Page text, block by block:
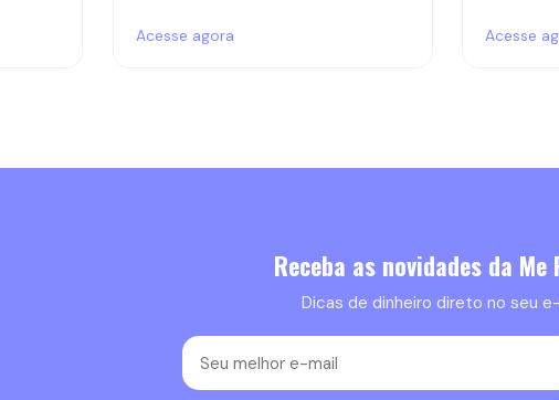
Acesse agora Acesse
Receba as novidades da Me
Dicas de dinheiro direto no seu